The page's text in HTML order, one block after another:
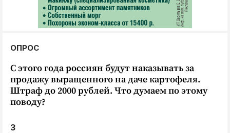
Интересное чтиво
Клиника года
Работодатель года
ОПРОС
С этого года россиян будут наказывать за
продажу выращенного на даче картофеля.
Штраф до 2000 рублей. Что думаем по этому
поводу?
3